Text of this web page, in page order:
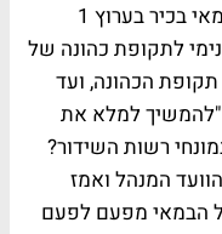
המבקר מתייחס למשל למינויו של במאי בכיר בערוץ 1
מכרז פנימי לתקופת כהונה של
הכהונה, ועד
למלא את
רשות השידור?
הוועד המנהל ואמז
הבמאי מפעם לפעם